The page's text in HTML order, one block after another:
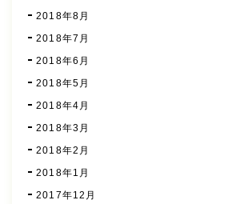
2018年8月
2018年7月
2018年6月
2018年5月
2018年4月
2018年3月
2018年2月
2018年1月
2017年12月